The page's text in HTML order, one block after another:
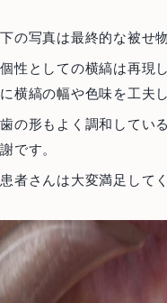
お問い合わせ
下の写真は最終的な被せ
個性としての横縞は再現
に横縞の幅や色味を工夫
歯の形もよく調和してい
謝です。
患者さんは大変満足して